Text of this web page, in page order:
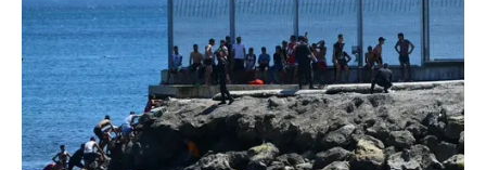
Crisis migratoria Ceuta